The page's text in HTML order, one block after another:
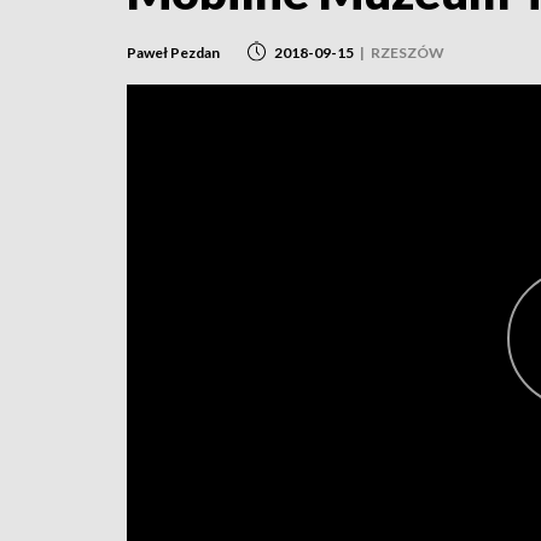
Paweł Pezdan 2018-09-15 | RZESZÓW